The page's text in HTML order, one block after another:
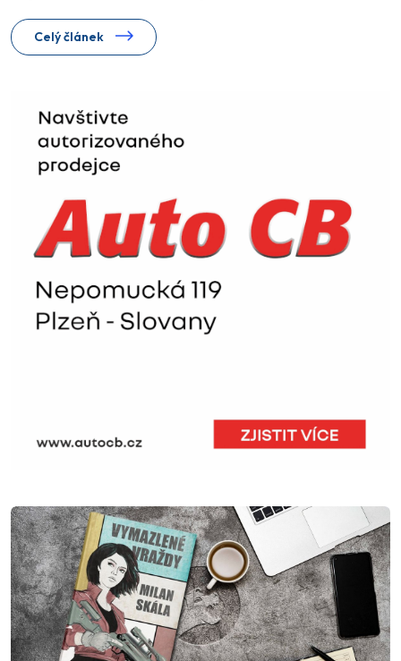
Celý článek